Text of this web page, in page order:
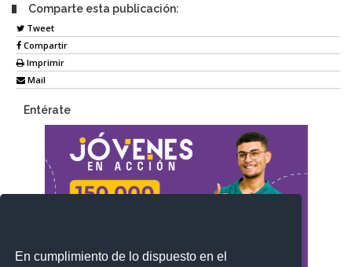
En cumplimiento de lo dispuesto en el
Comparte esta publicación:
Tweet
Compartir
Imprimir
Mail
Entérate